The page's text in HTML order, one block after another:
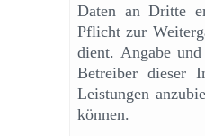
Daten an Dritte
Pflicht zur
dient. Angabe und
Betreiber dieser
Leistungen
können.